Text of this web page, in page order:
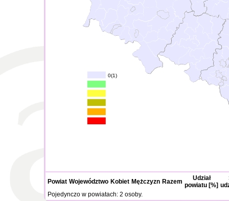
0(1)
Powiat Województwo Kobiet Mężczyzn Razem
Udział
powiatu [%]
Pojedynczo w powiatach: 2 osoby.